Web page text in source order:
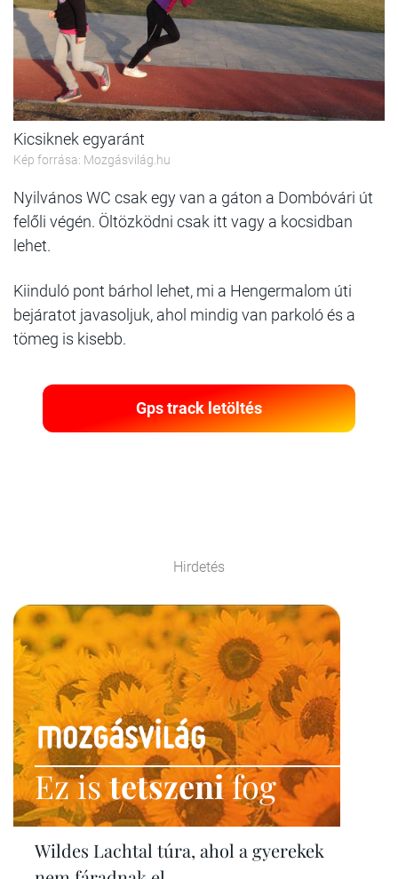
Kicsiknek egyaránt
Kép forrása: Mozgásvilág.hu
Nyilvános WC csak egy van a gáton a Dombóvári út
felőli végén. Öltözködni csak itt vagy a kocsidban
lehet.
Kiinduló pont bárhol lehet, mi a Hengermalom úti
bejáratot javasoljuk, ahol mindig van parkoló és a
tömeg is kisebb.
Gps track letöltés
Hirdetés
Ez istetszenifog
Wildes Lachtal túra, ahol a gyerekek